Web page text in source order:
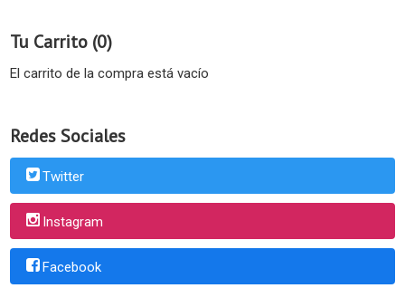
Tu Carrito (0)
El carrito de la compra está vacío
Redes Sociales
Twitter
Instagram
Facebook